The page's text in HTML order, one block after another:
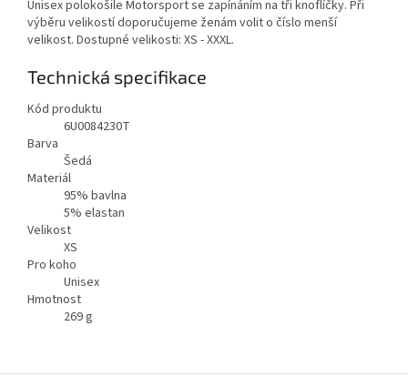
Unisex polokošile Motorsport se zapínáním na tři knoflíčky. Při
výběru velikostí doporučujeme ženám volit o číslo menší
velikost. Dostupné velikosti: XS - XXXL.
Technická specifikace
Kód produktu
6U0084230T
Barva
Šedá
Materiál
95% bavlna
5% elastan
Velikost
XS
Pro koho
Unisex
Hmotnost
269g